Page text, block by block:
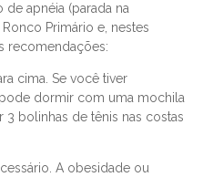
apnéia (parada na
Primário e, nestes
recomendações:
cima. Se você tiver
dormir com uma mochila
3 bolinhas de tênis nas costas
A obesidade ou